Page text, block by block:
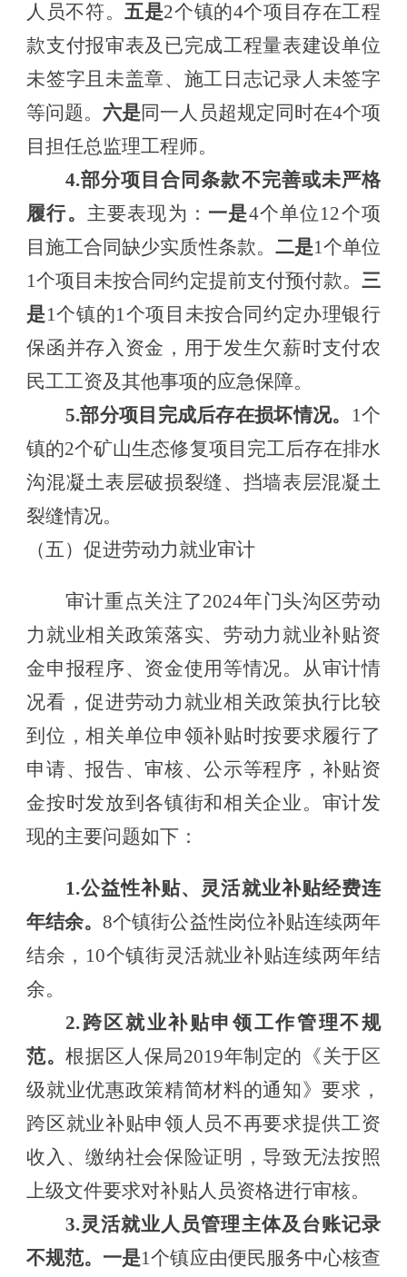
人员不符。五是2个镇的4个项目存在工程
款支付报审表及已完成工程量表建设单位
未签字且未盖章、 施工日志记录人未签字
等问题。 六是同一人员超规定同时在4个项
目担任总监理工程师。
4.部分项目合同条款不完善或未严格
履行。 主要表现为： 一是4个单位12个项
目施工合同缺少实质性条款。 二是1个单位
1个项目未按合同约定提前支付预付款。 三
是1个镇的1个项目未按合同约定办理银行
保函并存入资金 ， 用于发生欠薪时支付农
民工工资及其他事项的应急保障。
5.部分项目完成后存在损坏情况。
1个
镇的2个矿山生态修复项目完工后存在排水
沟混凝土表层破损裂缝、 挡墙表层混凝土
裂缝情况。
（五）促进劳动力就业审计
审计重点关注了2024年门头沟区劳动
力就业相关政策落实、劳动力就业补贴资
金申报程序、资金使用等情况。 从审计情
况看，促进劳动力就业相关政策执行比较
到位，相关单位申领补贴时按要求履行了
申请、报告、审核、公示等程序 ， 补贴资
金按时发放到各镇街和相关企业。 审计发
现的主要问题如下：
1.公益性补贴、灵活就业补贴经费连
年结余。8个镇街公益性岗位补贴连续两年
结余，10个镇街灵活就业补贴连续两年结
余。
2.跨区就业补贴申领工作管理不规
范。根据区人保局2019年制定的《关于区
级就业优惠政策精简材料的通知》要求，
跨区就业补贴申领人员不再要求提供工资
收入、缴纳社会保险证明，导致无法按照
上级文件要求对补贴人员资格进行审核。
3.灵活就业人员管理主体及台账记录
不规范。 一是1个镇应由便民服务中心核查